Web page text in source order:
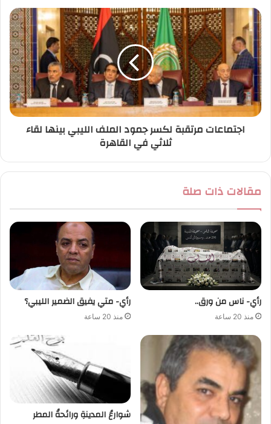
ي
اجتماعات مرتقبة لكسر جمود الملف الليبي بينها لقاء
ثلاثي في القاهرة
مقالات ذات صلة
رأي- ناس من ورق..
منذ 20 ساعة
رأي- متي يفيق الضمير الليبي؟
منذ 20 ساعة
شوارعُ المدينةِ ورائحةُ المطر